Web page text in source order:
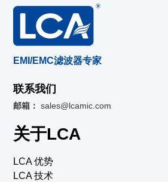
EMI/EMC滤波器专家
联系我们
邮箱：sales@lcamic.com
关于LCA
LCA 优势
LCA 技术